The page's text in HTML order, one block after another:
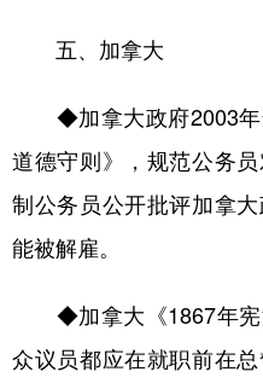
五、加拿大
◆加拿大政府2003年
道德守则》，规范公务
制公务员公开批评加拿
能被解雇。
◆加拿大《1867年宪
众议员都应在就职前在